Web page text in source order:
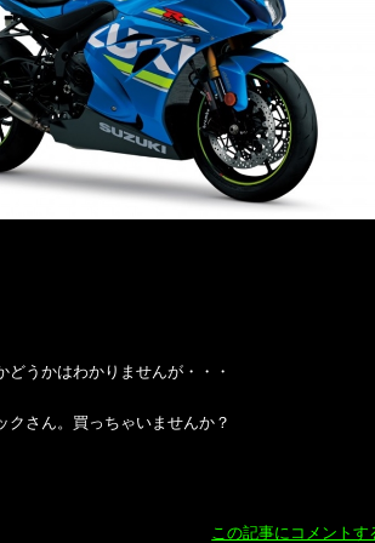
うかはわかりませんが・・・
クさん。買っちゃいませんか？
この記事にコメントす